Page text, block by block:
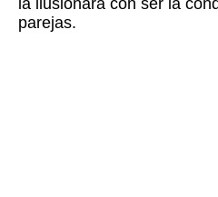
la ilusionara con ser la
parejas.